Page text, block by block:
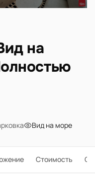
на
Вид на море
Стоимость О